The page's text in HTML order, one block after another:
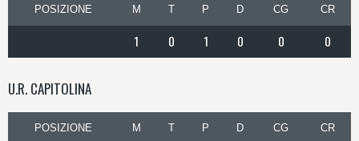
POSIZIONE M T P D CG CR
1 0 1 0 0 0
U.R. CAPITOLINA
POSIZIONE M T P D CG CR